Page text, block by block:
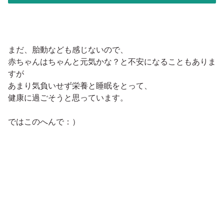
まだ、胎動なども感じないので、
赤ちゃんはちゃんと元気かな？と不安になることもありま
すが
あまり気負いせず栄養と睡眠をとって、
健康に過ごそうと思っています。
ではこのへんで：）